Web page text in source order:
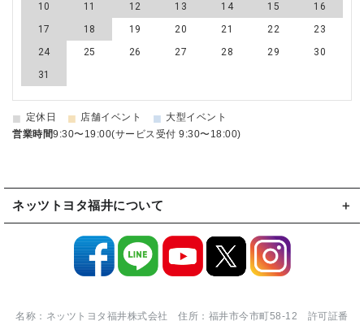
10
11 12 13 14 15
16
17
18 19 20 21 22
23
24
25 26 27 28 29
30
31
■ 定休日 ■ 店舗イベント ■ 大型イベント
営業時間9:30〜19:00(サービス受付 9:30〜18:00)
ネッツトヨタ福井について
名称：ネッツトヨタ福井株式会社 住所：福井市今市町58-12 許可証番